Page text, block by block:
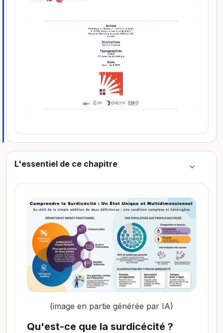
L'essentiel de ce chapitre
Colapsar
(image en partie générée par IA)
Qu'est-ce que la surdicécité ?